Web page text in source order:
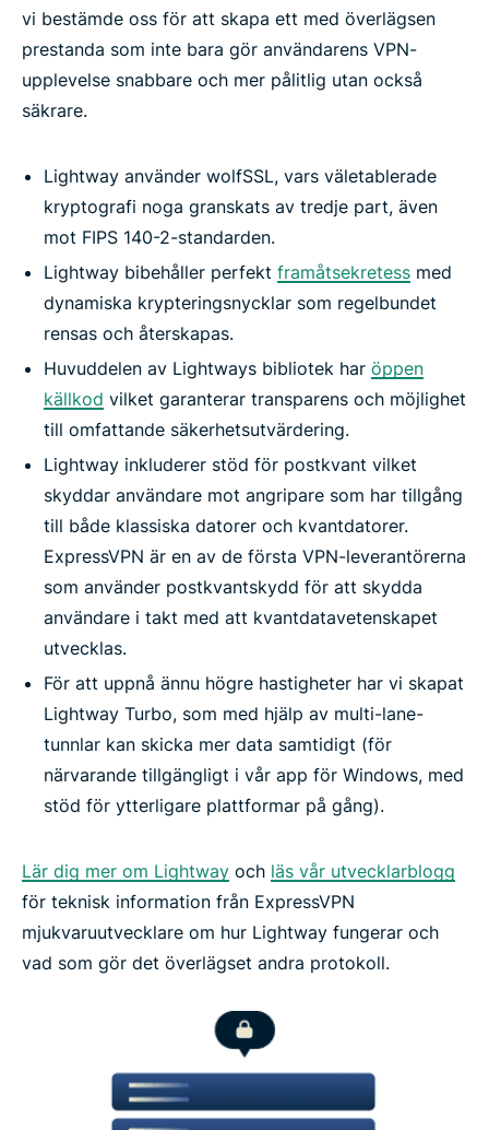
vi bestämde oss för att skapa ett med överlägsen
prestanda som inte bara gör användarens VPN-
upplevelse snabbare och mer pålitlig utan också
säkrare.
Lightway använder wolfSSL, vars väletablerade
kryptografi noga granskats av tredje part, även
mot FIPS 140-2-standarden.
Lightway bibehåller perfekt framåtsekretess med
dynamiska krypteringsnycklar som regelbundet
rensas och återskapas.
Huvuddelen av Lightways bibliotek har öppen
källkod vilket garanterar transparens och möjlighet
till omfattande säkerhetsutvärdering.
Lightway inkluderer stöd för postkvant vilket
skyddar användare mot angripare som har tillgång
till både klassiska datorer och kvantdatorer.
ExpressVPN är en av de första VPN-leverantörerna
som använder postkvantskydd för att skydda
användare i takt med att kvantdatavetenskapet
utvecklas.
För att uppnå ännu högre hastigheter har vi skapat
Lightway Turbo, som med hjälp av multi-lane-
tunnlar kan skicka mer data samtidigt (för
närvarande tillgängligt i vår app för Windows, med
stöd för ytterligare plattformar på gång).
Lär dig mer om Lightway och läs vår utvecklarblogg
för teknisk information från ExpressVPN
mjukvaruutvecklare om hur Lightway fungerar och
vad som gör det överlägset andra protokoll.